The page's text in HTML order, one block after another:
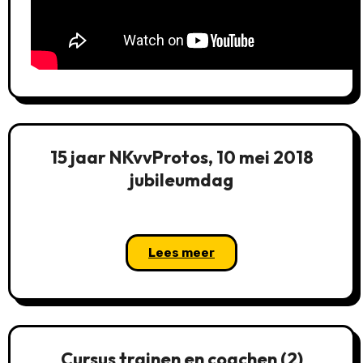
15 jaar NKvvProtos, 10 mei 2018
jubileumdag
Lees meer